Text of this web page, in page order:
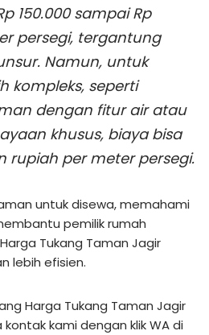
150.000 sampai Rp
persegi, tergantung
Namun, untuk
kompleks, seperti
dengan fitur air atau
khusus, biaya bisa
rupiah per meter persegi.
untuk disewa, memahami
pemilik rumah
Tukang Taman Jagir
lebih efisien.
Harga Tukang Taman Jagir
kontak kami dengan klik WA di